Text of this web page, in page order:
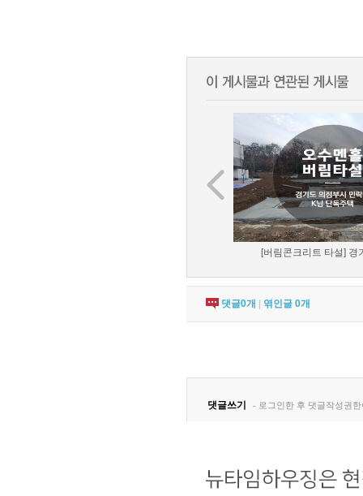
[버림콘크리트 타설] 경
댓글0개 엮인글 0개